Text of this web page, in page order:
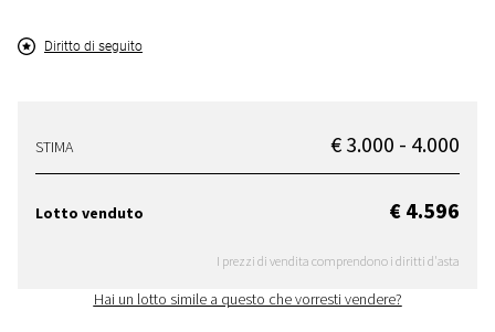
Diritto di seguito
STIMA € 3.000 - 4.000
Lotto venduto € 4.596
I prezzi di vendita comprendono i diritti d'asta
Hai un lotto simile a questo che vorresti vendere?